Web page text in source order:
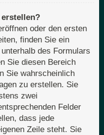
oder den ersten
finden Sie ein
des Formulars
Sie diesen Bereich
Sie wahrscheinlich
zu erstellen. Sie
zwei
Felder
dass jede
Zeile steht. Sie